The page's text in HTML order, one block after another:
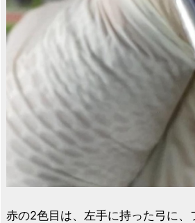
赤の2色目は、左手に持った弓に、